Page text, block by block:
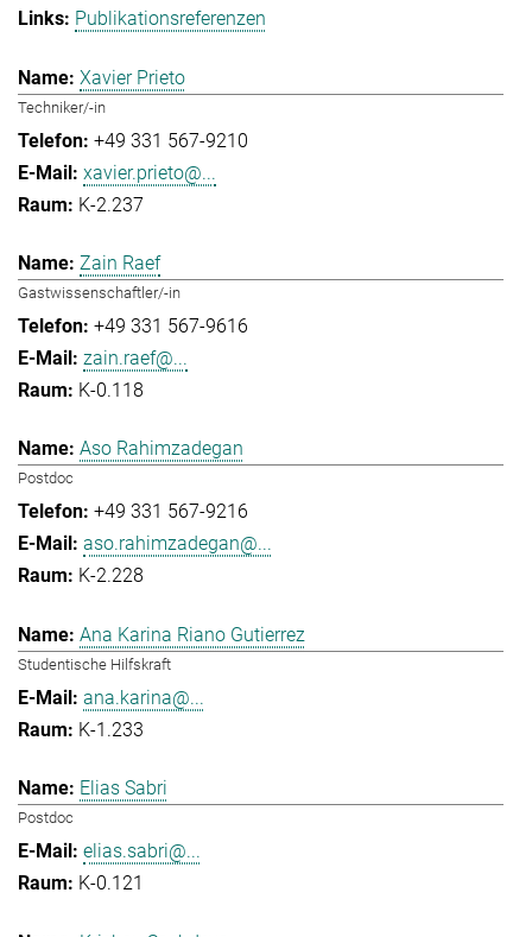
Publikationsreferenzen
Xavier Prieto
Techniker/-in
+49 331 567-9210
xavier.prieto@...
K-2.237
Zain Raef
Gastwissenschaftler/-in
+49 331 567-9616
zain.raef@...
K-0.118
Aso Rahimzadegan
Postdoc
+49 331 567-9216
aso.rahimzadegan@...
K-2.228
Ana Karina Riano Gutierrez
Studentische Hilfskraft
ana.karina@...
K-1.233
Elias Sabri
Postdoc
elias.sabri@...
K-0.121